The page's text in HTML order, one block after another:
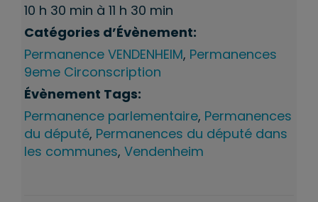
10 h 30 min à 11 h 30 min
Catégories d’Évènement:
Permanence VENDENHEIM, Permanences
9eme Circonscription
Évènement Tags:
Permanence parlementaire, Permanences
du député, Permanences du député dans
les communes,Vendenheim